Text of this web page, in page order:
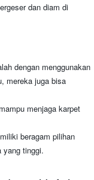
dan diam di
dengan menggunakan
mereka juga bisa
menjaga karpet
beragam pilihan
yang tinggi.